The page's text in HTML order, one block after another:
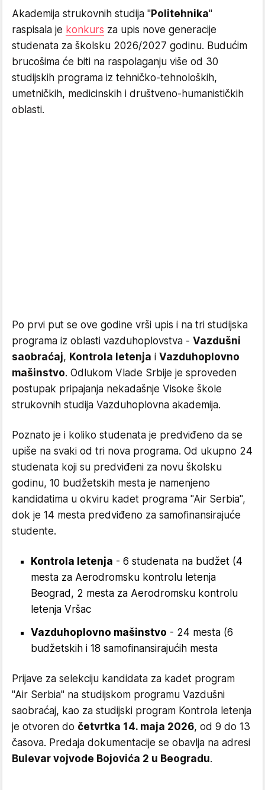
Akademija strukovnih studija "Politehnika"
raspisala je konkurs za upis nove generacije
studenata za školsku 2026/2027 godinu. Budućim
brucošima će biti na raspolaganju više od 30
studijskih programa iz tehničko-tehnoloških,
umetničkih, medicinskih i društveno-humanističkih
oblasti.
Po prvi put se ove godine vrši upis i na tri studijska
programa iz oblasti vazduhoplovstva - Vazdušni
saobraćaj, Kontrola letenja i Vazduhoplovno
mašinstvo. Odlukom Vlade Srbije je sproveden
postupak pripajanja nekadašnje Visoke škole
strukovnih studija Vazduhoplovna akademija.
Poznato je i koliko studenata je predviđeno da se
upiše na svaki od tri nova programa. Od ukupno 24
studenata koji su predviđeni za novu školsku
godinu, 10 budžetskih mesta je namenjeno
kandidatima u okviru kadet programa "Air Serbia",
dok je 14 mesta predviđeno za samofinansirajuće
studente.
Kontrola letenja - 6 studenata na budžet (4
mesta za Aerodromsku kontrolu letenja
Beograd, 2 mesta za Aerodromsku kontrolu
letenja Vršac
Vazduhoplovno mašinstvo - 24 mesta (6
budžetskih i 18 samofinansirajućih mesta
Prijave za selekciju kandidata za kadet program
"Air Serbia" na studijskom programu Vazdušni
saobraćaj, kao za studijski program Kontrola letenja
je otvoren do četvrtka 14. maja 2026, od 9 do 13
časova. Predaja dokumentacije se obavlja na adresi
Bulevar vojvode Bojovića 2 u Beogradu.